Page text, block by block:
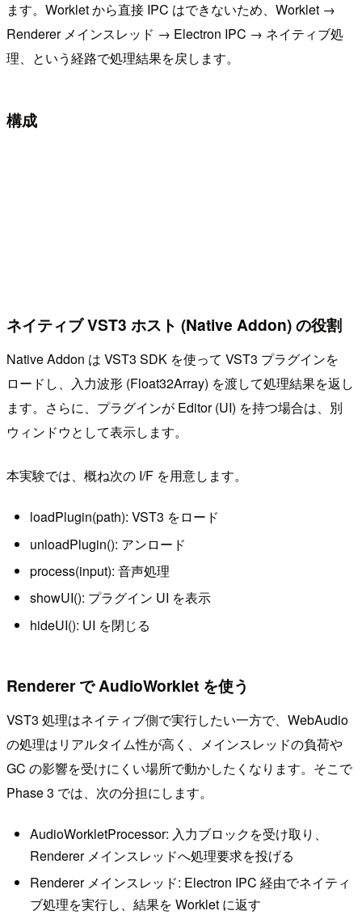
ます。Worklet から直接 IPC はできないため、Worklet →
Renderer メインスレッド → Electron IPC → ネイティブ処
理、という経路で処理結果を戻します。
構成
ネイティブ VST3 ホスト (Native Addon) の役割
Native Addon は VST3 SDK を使って VST3 プラグインを
ロードし、入力波形 (Float32Array) を渡して処理結果を返し
ます。さらに、プラグインが Editor (UI) を持つ場合は、別
ウィンドウとして表示します。
本実験では、概ね次の I/F を用意します。
loadPlugin(path): VST3 をロード
unloadPlugin(): アンロード
process(input): 音声処理
showUI(): プラグイン UI を表示
hideUI(): UI を閉じる
Renderer で AudioWorklet を使う
VST3 処理はネイティブ側で実行したい一方で、WebAudio
の処理はリアルタイム性が高く、メインスレッドの負荷や
GC の影響を受けにくい場所で動かしたくなります。そこで
Phase 3 では、次の分担にします。
AudioWorkletProcessor: 入力ブロックを受け取り、
Renderer メインスレッドへ処理要求を投げる
Renderer メインスレッド: Electron IPC 経由でネイティ
ブ処理を実行し、結果を Worklet に返す